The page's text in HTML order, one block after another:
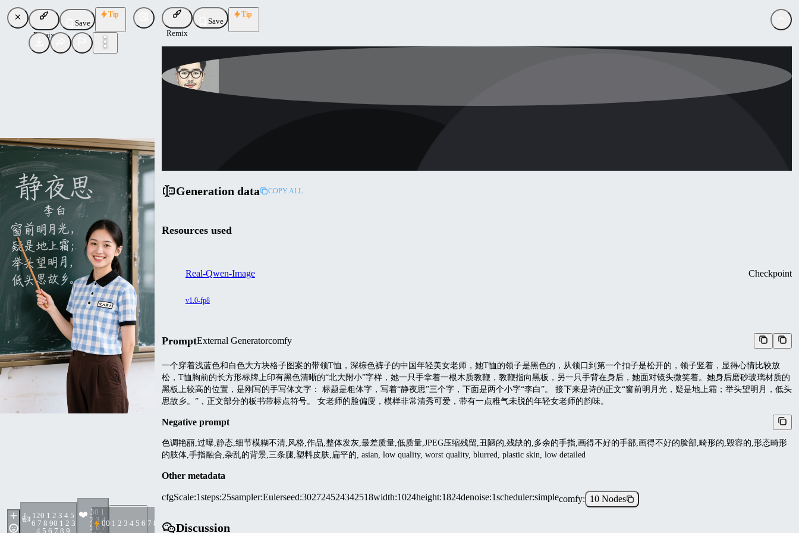
Remix
Save
Tip
👍 120 1 2 3 4 5
6 7 8 90 1 2 3
4 5 6 7 8 9
❤️ 30 1
2 3 4
5 6 7
00 1 2 3 4 5 6 7 8 9
Remix
Save
Tip
Generation data COPY ALL
Resources used
Real-Qwen-Image Checkpoint
v1.0-fp8
PromptExternal Generatorcomfy
一个穿着浅蓝色和白色大方块格子图案的带领T恤，深棕色裤子的中国年轻美女老师，她T恤的领子是黑色的，从领口到第一个扣子是松开的，领子竖着，显得心情比较放
松，T恤胸前的长方形标牌上印有黑色清晰的“北大附小”字样，她一只手拿着一根木质教鞭，教鞭指向黑板，另一只手背在身后，她面对镜头微笑着。她身后磨砂玻璃材质的
黑板上较高的位置，是刚写的手写体文字： 标题是粗体字，写着“静夜思”三个字，下面是两个小字“李白”。 接下来是诗的正文“窗前明月光，疑是地上霜；举头望明月，低头
思故乡。”，正文部分的板书带标点符号。 女老师的脸偏廋，模样非常清秀可爱，带有一点稚气未脱的年轻女老师的韵味。
Negative prompt
色调艳丽,过曝,静态,细节模糊不清,风格,作品,整体发灰,最差质量,低质量,JPEG压缩残留,丑陋的,残缺的,多余的手指,画得不好的手部,画得不好的脸部,畸形的,毁容的,形态畸形
的肢体,手指融合,杂乱的背景,三条腿,塑料皮肤,扁平的, asian, low quality, worst quality, blurred, plastic skin, low detailed
Other metadata
cfgScale:1steps:25sampler:Eulerseed:302724524342518width:1024height:1824denoise:1scheduler:simplecomfy: 10 Nodes
Discussion